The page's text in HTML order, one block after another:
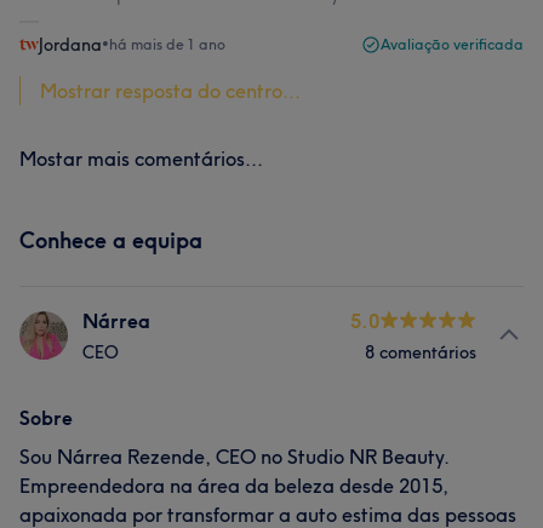
Jordana•há mais de 1 ano Avaliação verificada
Mostrar resposta do centro...
Mostar mais comentários...
Conhece a equipa
Nárrea
CEO
5.0
8 comentários
Sobre
Sou Nárrea Rezende, CEO no Studio NR Beauty.
Empreendedora na área da beleza desde 2015,
apaixonada por transformar a auto estima das pessoas